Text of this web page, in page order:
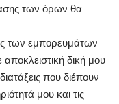
των όρων θα
εμπορευμάτων
δική μου
που διέπουν
μου και τις